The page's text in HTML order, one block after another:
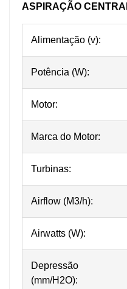
ASPIRAÇÃO
Alimentação (v):
Potência (W):
Motor:
Marca do Motor:
Turbinas:
Airflow (M3/h):
Airwatts (W):
Depressão
(mm/H2O):